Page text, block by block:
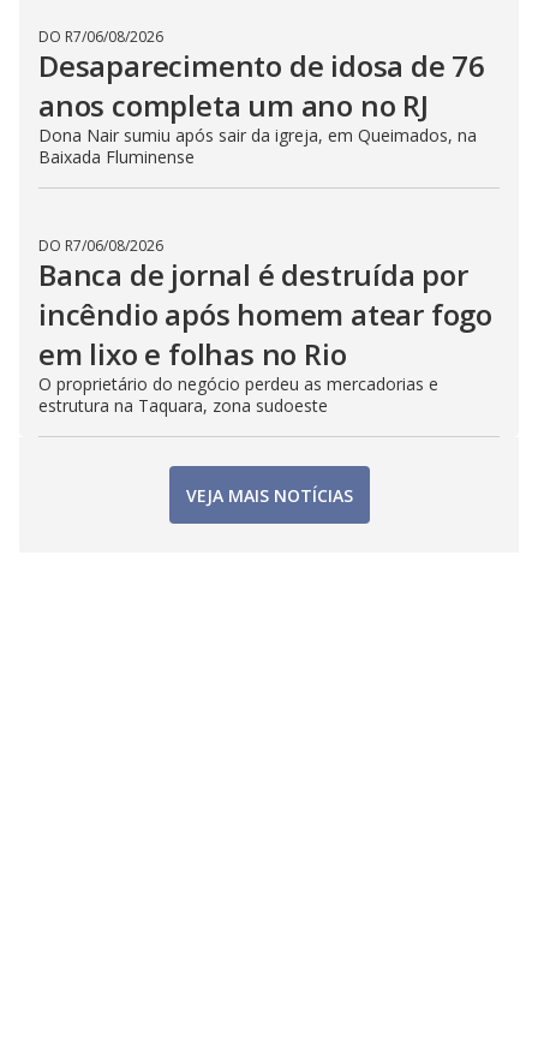
DO R7/06/08/2026
Desaparecimento de idosa de 76
anos completa um ano no RJ
Dona Nair sumiu após sair da igreja, em Queimados, na
Baixada Fluminense
DO R7/06/08/2026
Banca de jornal é destruída por
incêndio após homem atear fogo
em lixo e folhas no Rio
O proprietário do negócio perdeu as mercadorias e
estrutura na Taquara, zona sudoeste
VEJA MAIS NOTÍCIAS